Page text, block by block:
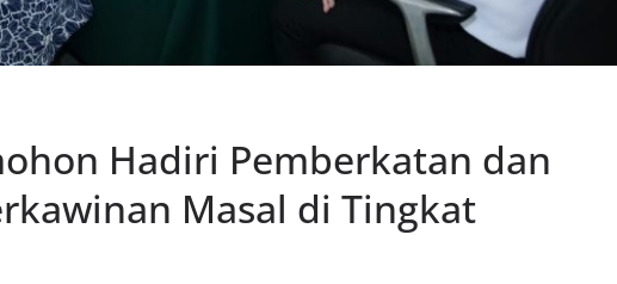
Hadiri Pemberkatan dan
Masal di Tingkat